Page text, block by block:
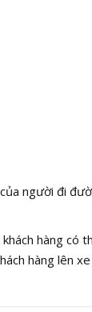
người đi
hàng có
hàng lên